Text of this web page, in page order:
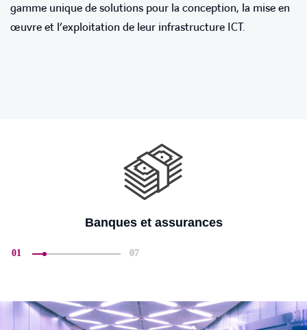
gamme unique de solutions pour la conception, la mise en
œuvre et l’exploitation de leur infrastructure ICT.
Banques et assurances
01 07